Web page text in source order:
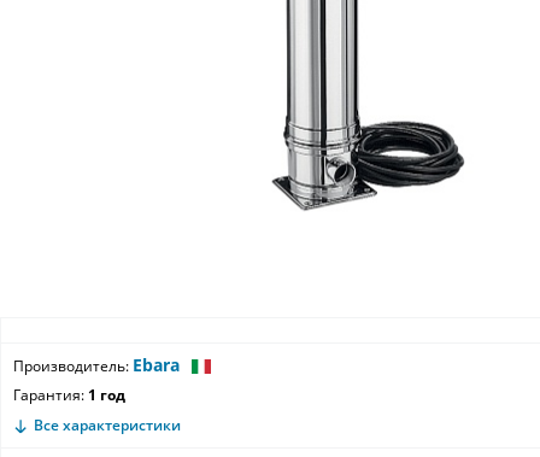
Производитель: Ebara
Гарантия: 1 год
Все характеристики